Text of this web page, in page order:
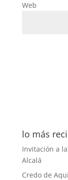
Web
lo más
Invitación a
Alcalá
Credo de